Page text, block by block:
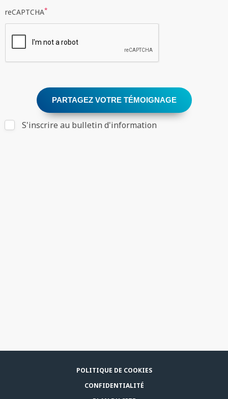
reCAPTCHA*
PARTAGEZ VOTRE TÉMOIGNAGE
S'inscrire au bulletin d'information
POLITIQUE DE COOKIES
CONFIDENTIALITÉ